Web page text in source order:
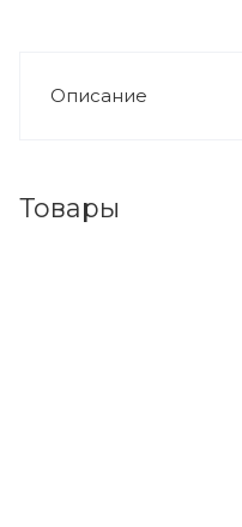
Описание
Товары